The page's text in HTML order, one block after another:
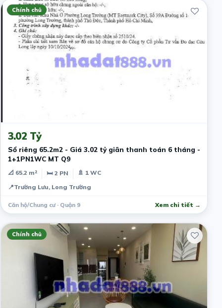
Chính chủ
3.02 Tỷ
Sổ riêng 65.2m2 - Giá 3.02 tỷ giãn thanh toán 6 tháng -
1+1PN1WC MT Q9
📐 65.2 m² 🛏 2 PN
🚿 1 WC
📍Trường Lưu, Long Trường
Căn hộ/Chung cư · Quận 9 Xem chi tiết →
Chính chủ